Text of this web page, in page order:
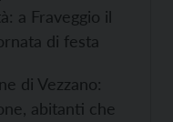
a Fraveggio il
di festa
di Vezzano:
abitanti che